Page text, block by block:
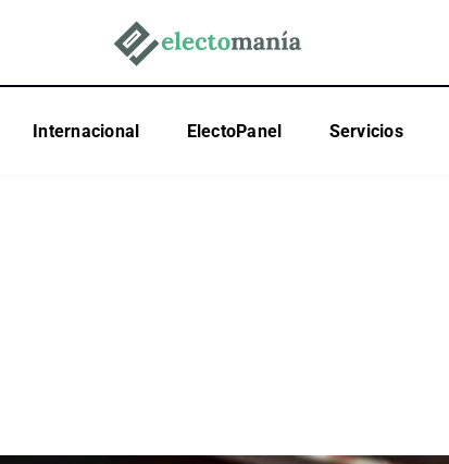
Internacional ElectoPanel Servicios